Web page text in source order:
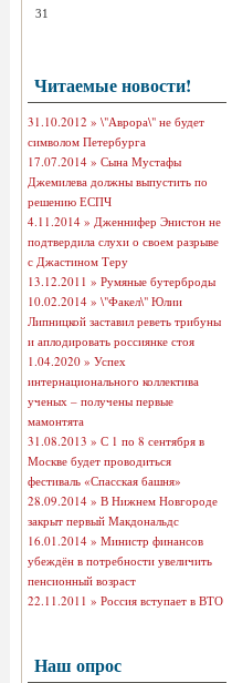
31
Читаемые новости!
31.10.2012 » \"Аврора\" не будет
символом Петербурга
17.07.2014 » Сына Мустафы
Джемилева должны выпустить по
решению ЕСПЧ
4.11.2014 » Дженнифер Энистон не
подтвердила слухи о своем разрыве
с Джастином Теру
13.12.2011 » Румяные бутерброды
10.02.2014 » \"Факел\" Юлии
Липницкой заставил реветь трибуны
и аплодировать россиянке стоя
1.04.2020 » Успех
интернационального коллектива
ученых – получены первые
мамонтята
31.08.2013 » С 1 по 8 сентября в
Москве будет проводиться
фестиваль «Спасская башня»
28.09.2014 » В Нижнем Новгороде
закрыт первый Макдональдс
16.01.2014 » Министр финансов
убеждён в потребности увеличить
пенсионный возраст
22.11.2011 » Россия вступает в ВТО
Наш опрос